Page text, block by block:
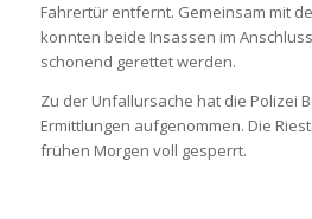
Fahrertür entfernt. Gemeinsam mit
konnten beide Insassen im
schonend gerettet werden.
Zu der Unfallursache hat die Polizei
Ermittlungen aufgenommen. Die
frühen Morgen voll gesperrt.